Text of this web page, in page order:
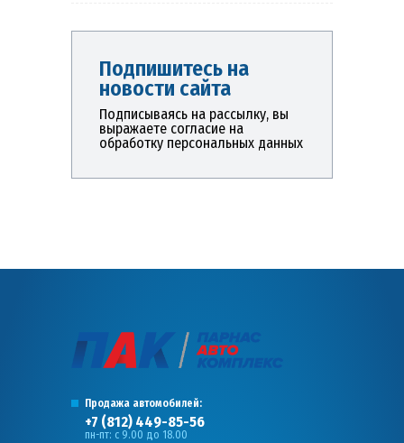
Подпишитесь на
новости сайта
Подписываясь на рассылку, вы
выражаете согласие на
обработку персональных данных
Продажа автомобилей:
+7 (812) 449-85-56
пн-пт: с 9.00 до 18.00